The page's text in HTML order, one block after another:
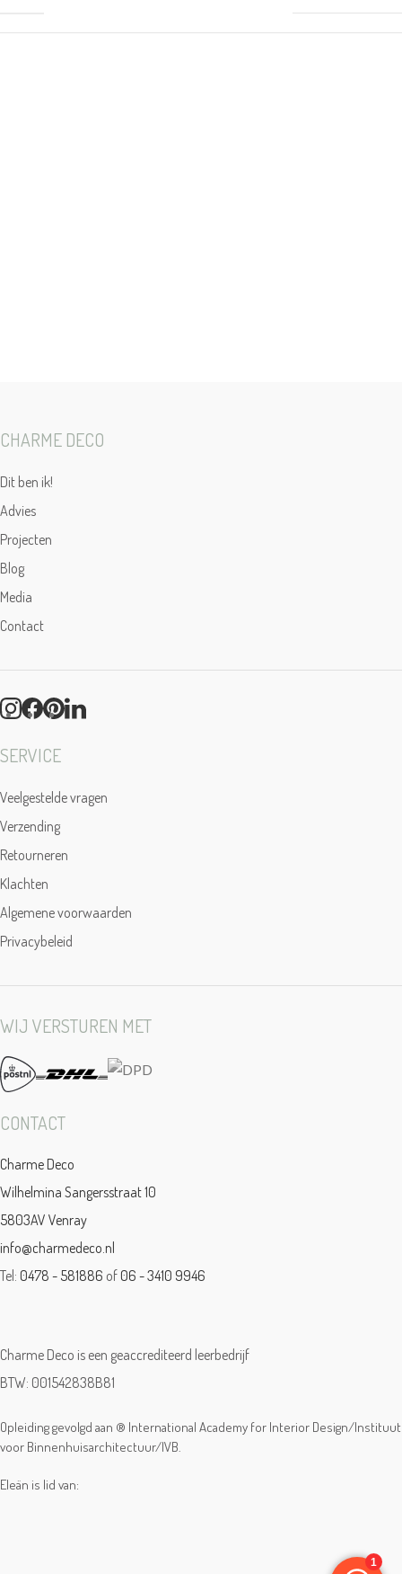
CHARME DECO
Dit ben ik!
Advies
Projecten
Blog
Media
Contact
SERVICE
Veelgestelde vragen
Verzending
Retourneren
Klachten
Algemene voorwaarden
Privacybeleid
WIJ VERSTUREN MET
CONTACT
Charme Deco
Wilhelmina Sangersstraat 10
5803AV Venray
info@charmedeco.nl
Tel: 0478 - 581886 of 06 - 3410 9946
Charme Deco is een geaccrediteerd leerbedrijf
BTW: 001542838B81
Opleiding gevolgd aan ® International Academy for Interior Design/Instituut
voor Binnenhuisarchitectuur/IVB.
Eleän is lid van: